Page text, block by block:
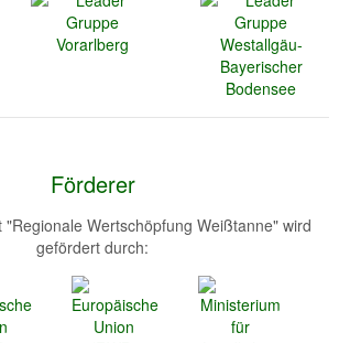
Förderer
"Regionale Wertschöpfung Weißtanne" wird
gefördert durch: